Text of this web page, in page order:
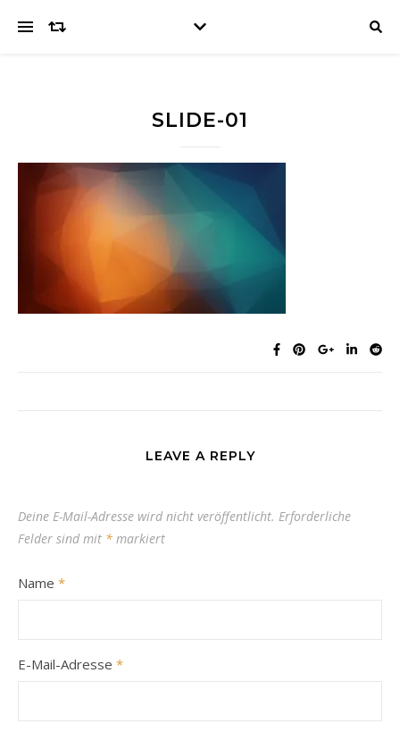
SLIDE-01
LEAVE A REPLY
Deine E-Mail-Adresse wird nicht veröffentlicht. Erforderliche
Felder sind mit * markiert
Name *
E-Mail-Adresse *